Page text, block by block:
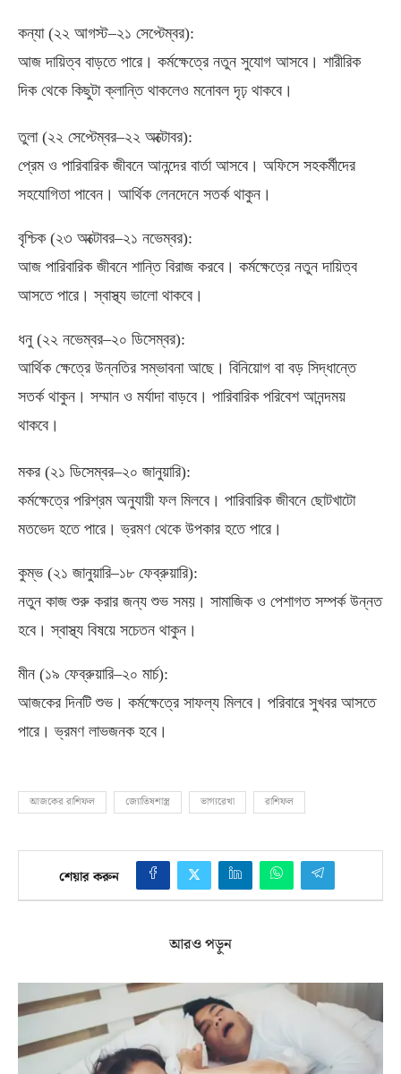
কন্যা (২২ আগস্ট–২১ সেপ্টেম্বর):
আজ দায়িত্ব বাড়তে পারে। কর্মক্ষেত্রে নতুন সুযোগ আসবে। শারীরিক
দিক থেকে কিছুটা ক্লান্তি থাকলেও মনোবল দৃঢ় থাকবে।
তুলা (২২ সেপ্টেম্বর–২২ অক্টোবর):
প্রেম ও পারিবারিক জীবনে আনন্দের বার্তা আসবে। অফিসে সহকর্মীদের
সহযোগিতা পাবেন। আর্থিক লেনদেনে সতর্ক থাকুন।
বৃশ্চিক (২৩ অক্টোবর–২১ নভেম্বর):
আজ পারিবারিক জীবনে শান্তি বিরাজ করবে। কর্মক্ষেত্রে নতুন দায়িত্ব
আসতে পারে। স্বাস্থ্য ভালো থাকবে।
ধনু (২২ নভেম্বর–২০ ডিসেম্বর):
আর্থিক ক্ষেত্রে উন্নতির সম্ভাবনা আছে। বিনিয়োগ বা বড় সিদ্ধান্তে
সতর্ক থাকুন। সম্মান ও মর্যাদা বাড়বে। পারিবারিক পরিবেশ আনন্দময়
থাকবে।
মকর (২১ ডিসেম্বর–২০ জানুয়ারি):
কর্মক্ষেত্রে পরিশ্রম অনুযায়ী ফল মিলবে। পারিবারিক জীবনে ছোটখাটো
মতভেদ হতে পারে। ভ্রমণ থেকে উপকার হতে পারে।
কুম্ভ (২১ জানুয়ারি–১৮ ফেব্রুয়ারি):
নতুন কাজ শুরু করার জন্য শুভ সময়। সামাজিক ও পেশাগত সম্পর্ক উন্নত
হবে। স্বাস্থ্য বিষয়ে সচেতন থাকুন।
মীন (১৯ ফেব্রুয়ারি–২০ মার্চ):
আজকের দিনটি শুভ। কর্মক্ষেত্রে সাফল্য মিলবে। পরিবারে সুখবর আসতে
পারে। ভ্রমণ লাভজনক হবে।
আজকের রাশিফল জ্যোতিষশাস্ত্র ভাগ্যরেখা রাশিফল
শেয়ার করুন
আরও পড়ুন